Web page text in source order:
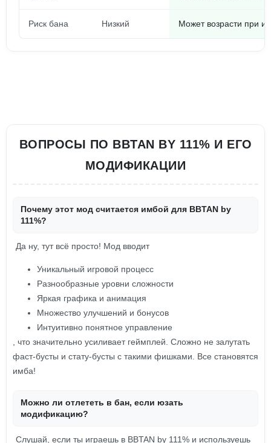
Риск бана Низкий Может возрасти при
ВОПРОСЫ ПО BBTAN BY 111% И ЕГО
МОДИФИКАЦИИ
Почему этот мод считается имбой для BBTAN by
111%?
Да ну, тут всё просто! Мод вводит
Уникальный игровой процесс
Разнообразные уровни сложности
Яркая графика и анимация
Множество улучшений и бонусов
Интуитивно понятное управление
, что значительно усиливает геймплей. Сложно не залутать
фаст-бусты и стату-бусты с такими фишками. Все становятся
имба!
Можно ли отлететь в бан, если юзать
модификацию?
Слушай, если ты играешь в BBTAN by 111% и используешь